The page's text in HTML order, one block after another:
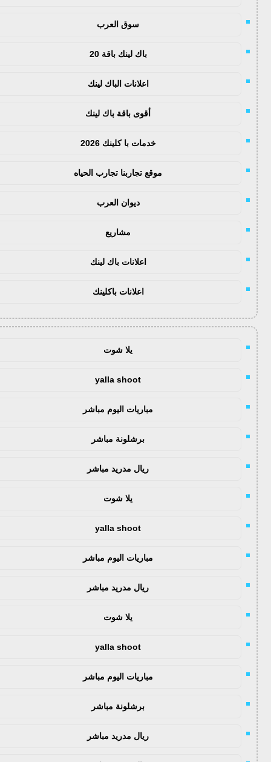
سوق العرب
باك لينك باقة 20
اعلانات الباك لينك
أقوى باقة باك لينك
خدمات با كلينك 2026
موقع تجاربنا تجارب الحياه
ديوان العرب
مشاريع
اعلانات باك لينك
اعلانات باكلينك
يلا شوت
yalla shoot
مباريات اليوم مباشر
برشلونة مباشر
ريال مدريد مباشر
يلا شوت
yalla shoot
مباريات اليوم مباشر
ريال مدريد مباشر
يلا شوت
yalla shoot
مباريات اليوم مباشر
برشلونة مباشر
ريال مدريد مباشر